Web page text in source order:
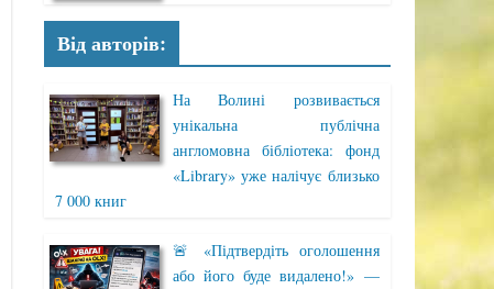
Від авторів:
На Волині розвивається
унікальна публічна
англомовна бібліотека: фонд
«Library» уже налічує близько
7 000 книг
🚨 «Підтвердіть оголошення
або його буде видалено!» —